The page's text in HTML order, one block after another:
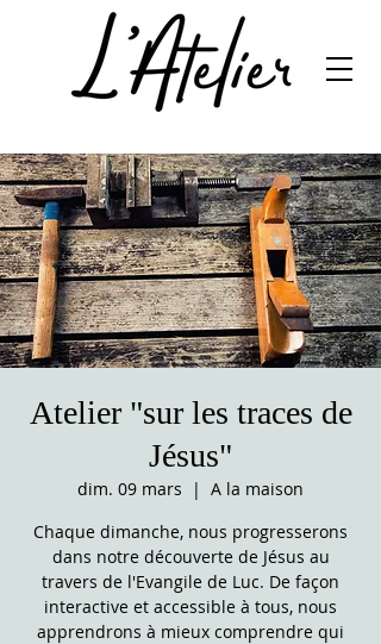
Atelier "sur les traces de
Jésus"
dim. 09 mars
  |
A la maison
Chaque dimanche, nous progresserons
dans notre découverte de Jésus au
travers de l'Evangile de Luc. De façon
interactive et accessible à tous, nous
apprendrons à mieux comprendre qui